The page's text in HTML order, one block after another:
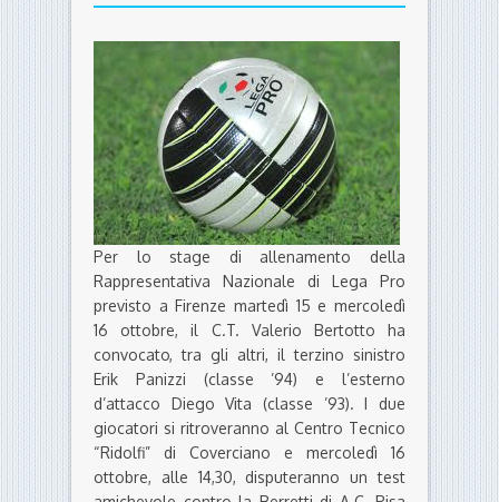
Per lo stage di allenamento della
Rappresentativa Nazionale di Lega Pro
previsto a Firenze martedì 15 e mercoledì
16 ottobre, il C.T. Valerio Bertotto ha
convocato, tra gli altri, il terzino sinistro
Erik Panizzi (classe ’94) e l’esterno
d’attacco Diego Vita (classe ’93). I due
giocatori si ritroveranno al Centro Tecnico
“Ridolfi” di Coverciano e mercoledì 16
ottobre, alle 14,30, disputeranno un test